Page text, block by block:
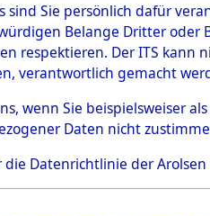
sind Sie persönlich dafür
Belange Dritter
respektieren. Der ITS
verantwortlich gemacht
wenn Sie beispielsweiser
Daten nicht
Datenrichtlinie der Arolsen